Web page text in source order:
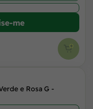
me
e Rosa G -